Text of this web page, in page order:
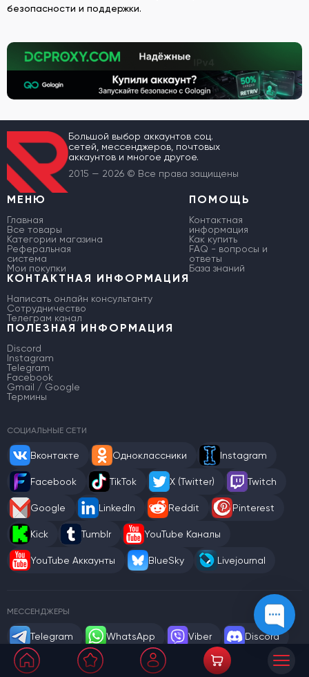
безопасности и поддержки.
Большой выбор аккаунтов соц.
сетей, мессенджеров, почтовых
аккаунтов и многое другое.
2015 — 2026 © Все права защищены
МЕНЮ
Главная
Все товары
Категории магазина
Реферальная
система
Мои покупки
ПОМОЩЬ
Контактная
информация
Как купить
FAQ - вопросы и
ответы
База знаний
КОНТАКТНАЯ ИНФОРМАЦИЯ
Написать онлайн консультанту
Сотрудничество
Телеграм канал
ПОЛЕЗНАЯ ИНФОРМАЦИЯ
Discord
Instagram
Telegram
Facebook
Gmail / Google
Термины
СОЦИАЛЬНЫЕ СЕТИ
Вконтакте Одноклассники Instagram
Facebook TikTok X (Twitter) Twitch
Google LinkedIn Reddit Pinterest
Kick Tumblr YouTube Каналы
YouTube Аккаунты BlueSky Livejournal
МЕССЕНДЖЕРЫ
Telegram WhatsApp Viber Discord
Skype Snapchat